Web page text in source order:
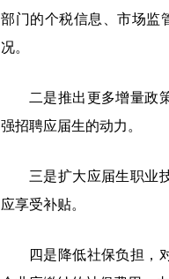
部门的个税信息、市场监
况。
二是推出更多增量政
强招聘应届生的动力。
三是扩大应届生职业
应享受补贴。
四是降低社保负担，